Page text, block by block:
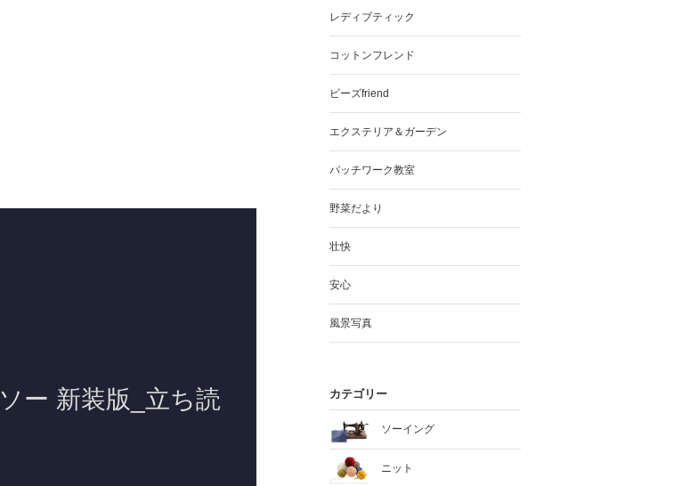
レディブティック
コットンフレンド
ビーズfriend
エクステリア＆ガーデン
パッチワーク教室
野菜だより
壮快
安心
風景写真
カテゴリー
ソーイング
ニット